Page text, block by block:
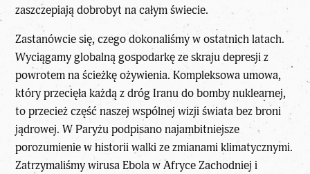
zaszczepiają dobrobyt na całym świecie.
Zastanówcie się, czego dokonaliśmy w ostatnich latach.
Wyciągamy globalną gospodarkę ze skraju depresji z
powrotem na ścieżkę ożywienia. Kompleksowa umowa,
który przecięła każdą z dróg Iranu do bomby nuklearnej,
to przecież część naszej wspólnej wizji świata bez broni
jądrowej. W Paryżu podpisano najambitniejsze
porozumienie w historii walki ze zmianami klimatycznymi.
Zatrzymaliśmy wirusa Ebola w Afryce Zachodniej i